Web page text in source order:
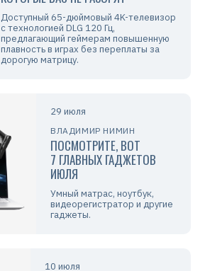
Доступный 65-дюймовый 4K-телевизор
с технологией DLG 120 Гц,
предлагающий геймерам повышенную
плавность в играх без переплаты за
дорогую матрицу.
29 июля
ВЛАДИМИР НИМИН
ПОСМОТРИТЕ, ВОТ
7 ГЛАВНЫХ ГАДЖЕТОВ
ИЮЛЯ
Умный матрас, ноутбук,
видеорегистратор и другие
гаджеты.
10 июля